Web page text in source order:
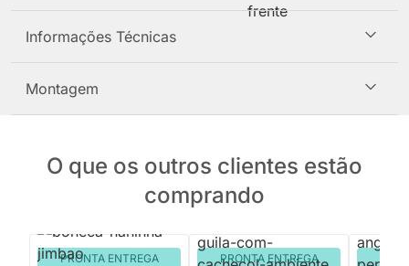
Informações Técnicas
Montagem
O que os outros clientes estão
comprando
PRONTA ENTREGA PRONTA ENTREGA